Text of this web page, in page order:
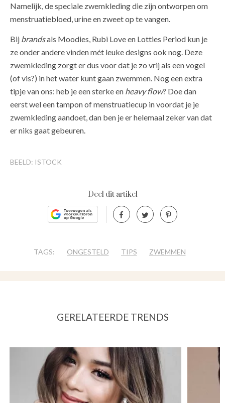
Namelijk, de speciale zwemkleding die zijn ontworpen om
menstruatiebloed, urine en zweet op te vangen.
Bij brandsals Moodies, Rubi Love en Lotties Period kun je
ze onder andere vinden mét leuke designs ook nog. Deze
zwemkleding zorgt er dus voor dat je zo vrij als een vogel
(of vis?) in het water kunt gaan zwemmen. Nog een extra
tipje van ons: heb je een sterke en heavy flow? Doe dan
eerst wel een tampon of menstruatiecup in voordat je je
zwemkleding aandoet, dan ben je er helemaal zeker van dat
er niks gaat gebeuren.
BEELD: ISTOCK
Deel dit artikel
TAGS: ONGESTELD TIPS ZWEMMEN
GERELATEERDE TRENDS